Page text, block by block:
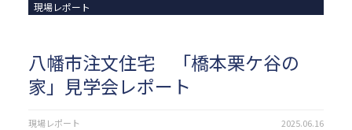
現場レポート
八幡市注文住宅 「橋本栗ケ谷の
家」見学会レポート
現場レポート 2025.06.16